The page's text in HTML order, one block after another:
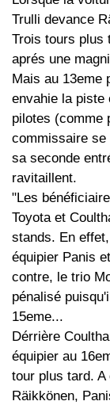
Trulli devance
Trois tours plus
aprés une
Mais au 13eme
envahie la piste
pilotes (comme
commissaire
sa seconde
ravitaillent.
"Les
Toyota et
stands. En
équipier Panis
contre, le trio
pénalisé
15eme...
Dérrière
équipier au
tour plus tard.
Räikkönen,